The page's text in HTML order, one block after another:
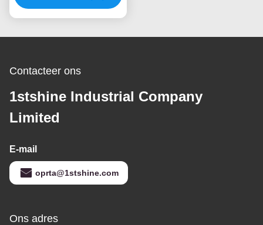
Lichte 5 MDF Bladen
Contacteer ons
1stshine Industrial Company
Limited
E-mail
oprta@1stshine.com
Ons adres